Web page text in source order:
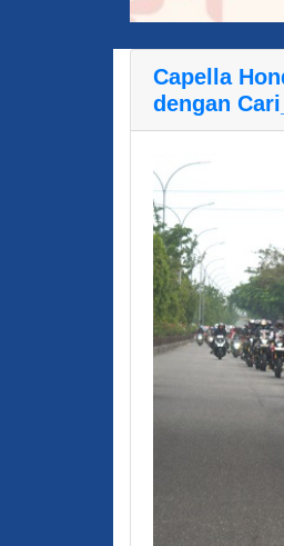
Capella
dengan